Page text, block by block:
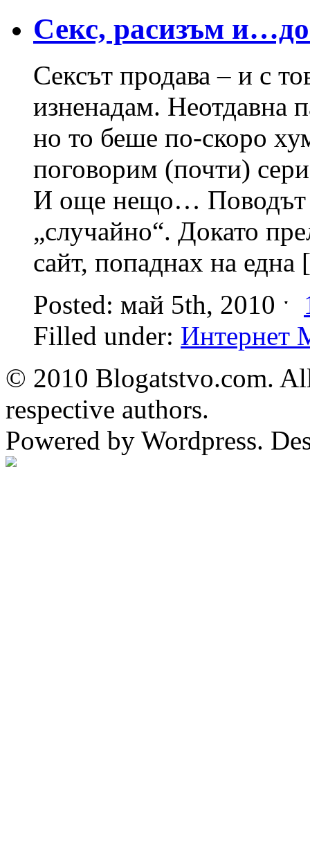
Секс, расизъм
Сексът продава – и с
изненадам. Неотдавна
но то беше по-скоро
поговорим (почти)
И още нещо… Поводът
„случайно“. Докато
сайт, попаднах на
Posted: май 5th, 2010 ˑ
Filled under: Интернет
© 2010 Blogatstvo.com.
respective authors.
Powered by Wordpress.